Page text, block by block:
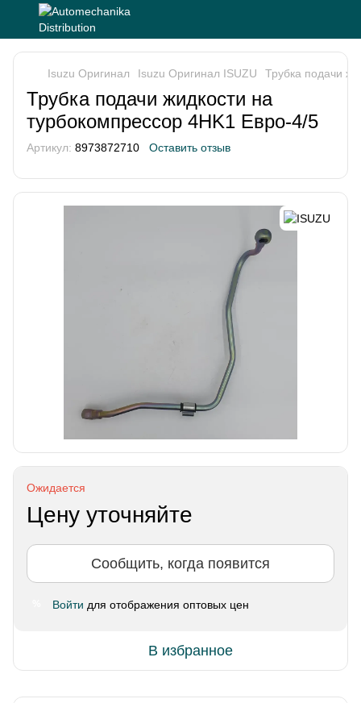
Isuzu Оригинал Isuzu Оригинал ISUZU Трубка подачи
Трубка подачи жидкости на
турбокомпрессор 4HK1 Евро-4/5
Артикул: 8973872710 Оставить отзыв
Ожидается
Цену уточняйте
Сообщить, когда появится
Войти для отображения оптовых цен
В избранное